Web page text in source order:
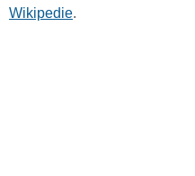
Wikipedie.